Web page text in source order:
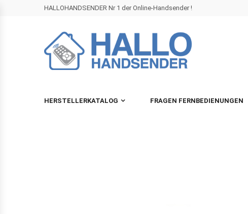
HALLOHANDSENDER Nr 1 der Online-Handsender !
HERSTELLERKATALOG FRAGEN FERNBEDIENUNGEN